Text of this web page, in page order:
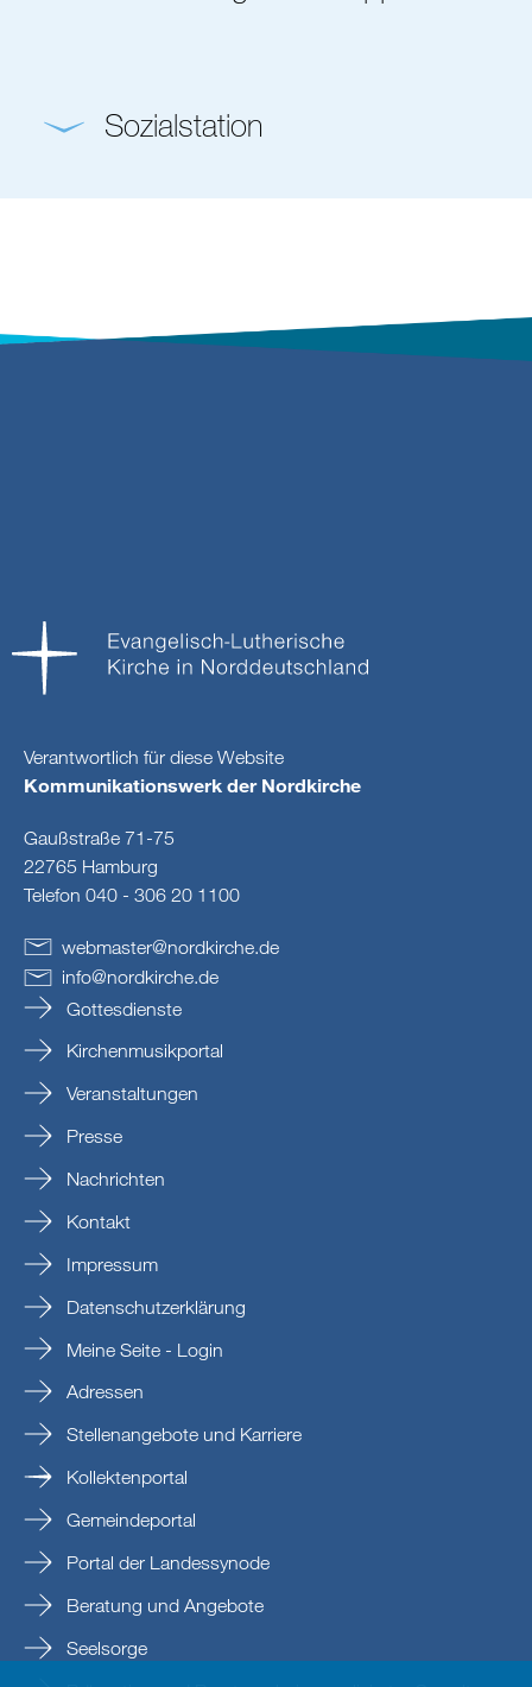
Sozialstation
Verantwortlich für diese Website
Kommunikationswerk der Nordkirche
Gaußstraße 71-75
22765 Hamburg
Telefon 040 - 306 20 1100
webmaster@nordkirche.de
info@nordkirche.de
Gottesdienste
Kirchenmusikportal
Veranstaltungen
Presse
Nachrichten
Kontakt
Impressum
Datenschutzerklärung
Meine Seite - Login
Adressen
Stellenangebote und Karriere
Kollektenportal
Gemeindeportal
Portal der Landessynode
Beratung und Angebote
Seelsorge